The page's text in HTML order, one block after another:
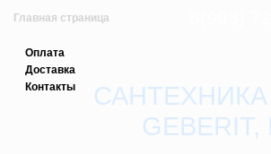
Главная страница
Зарегистрироваться
Вход с паролем
Оплата
Доставка
Контакты